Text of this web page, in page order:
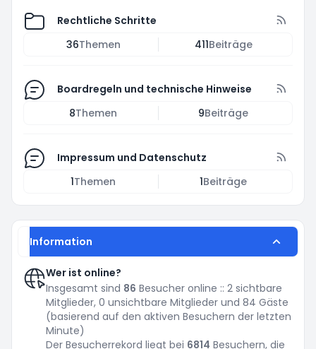
Rechtliche Schritte
36Themen 411Beiträge
Boardregeln und technische Hinweise
8Themen 9Beiträge
Impressum und Datenschutz
1Themen 1Beiträge
Information
Wer ist online?
Insgesamt sind 86 Besucher online :: 2 sichtbare
Mitglieder, 0 unsichtbare Mitglieder und 84 Gäste
(basierend auf den aktiven Besuchern der letzten
Minute)
Der Besucherrekord liegt bei 6814 Besuchern, die